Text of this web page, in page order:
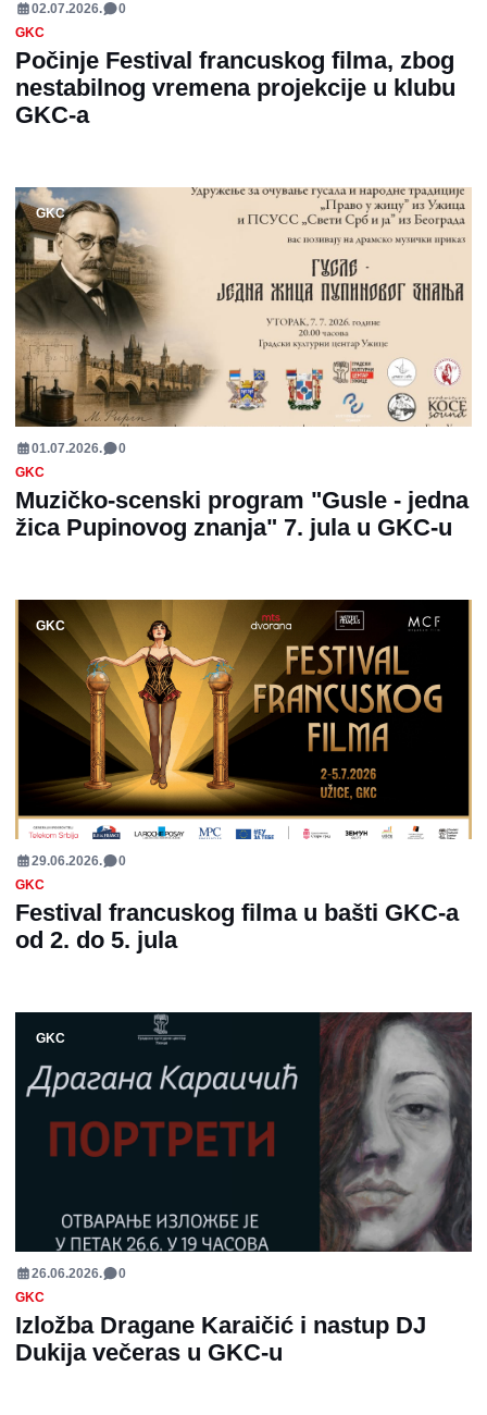
02.07.2026.
0
GKC
Počinje Festival francuskog filma, zbog
nestabilnog vremena projekcije u klubu
GKC-a
GKC
01.07.2026.
0
GKC
Muzičko-scenski program "Gusle - jedna
žica Pupinovog znanja" 7. jula u GKC-u
GKC
29.06.2026.
0
GKC
Festival francuskog filma u bašti GKC-a
od 2. do 5. jula
GKC
26.06.2026.
0
GKC
Izložba Dragane Karaičić i nastup DJ
Dukija večeras u GKC-u